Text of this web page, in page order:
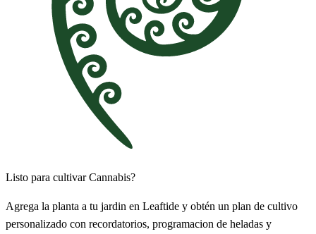
Listo para cultivar Cannabis?
Agrega la planta a tu jardin en Leaftide y obtén un plan de cultivo
personalizado con recordatorios, programacion de heladas y